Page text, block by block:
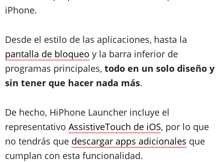
iPhone.
Desde el estilo de las aplicaciones, hasta la
pantalla de bloqueo y la barra inferior de
programas principales, todo en un solo diseño y
sin tener que hacer nada más.
De hecho, HiPhone Launcher incluye el
representativo AssistiveTouch de iOS, por lo que
no tendrás que descargar apps adicionales que
cumplan con esta funcionalidad.